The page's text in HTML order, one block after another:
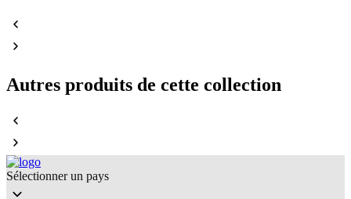
Autres produits de cette collection
Sélectionner un pays